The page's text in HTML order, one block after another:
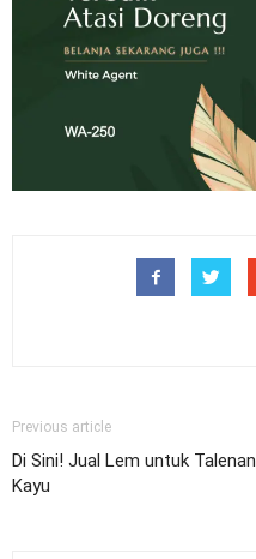
Previous article
Di Sini! Jual Lem untuk Talenan
Kayu